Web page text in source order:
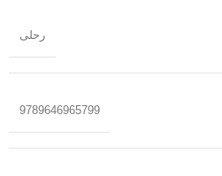
رحلی
9789646965799